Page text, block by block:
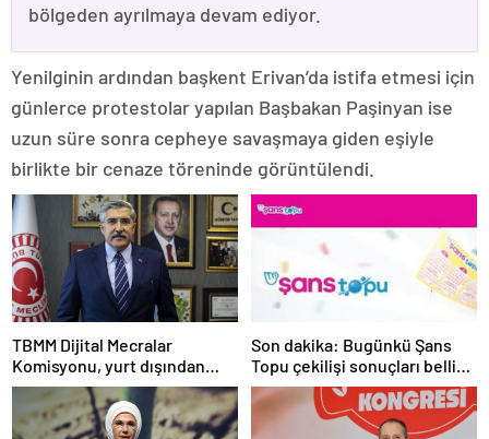
bölgeden ayrılmaya devam ediyor.
Yenilginin ardından başkent Erivan’da istifa etmesi için
günlerce protestolar yapılan Başbakan Paşinyan ise
uzun süre sonra cepheye savaşmaya giden eşiyle
birlikte bir cenaze töreninde görüntülendi.
TBMM Dijital Mecralar
Komisyonu, yurt dışından
gelecek Google yetkililerini
dinleyecek
Son dakika: Bugünkü Şans
Topu çekilişi sonuçları belli
oldu! 7 Mayıs 2025 Şans Topu
bilet sonucu sorgulama
ekranı!